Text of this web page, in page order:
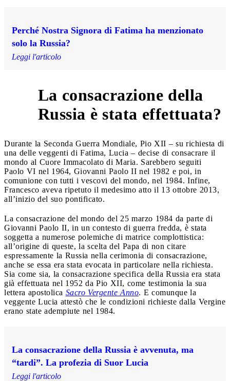
Perché Nostra Signora di Fatima ha menzionato
solo la Russia?
Leggi l'articolo
La consacrazione della
Russia è stata effettuata?
Durante la Seconda Guerra Mondiale, Pio XII – su richiesta di
una delle veggenti di Fatima, Lucia – decise di consacrare il
mondo al Cuore Immacolato di Maria. Sarebbero seguiti
Paolo VI nel 1964, Giovanni Paolo II nel 1982 e poi, in
comunione con tutti i vescovi del mondo, nel 1984. Infine,
Francesco aveva ripetuto il medesimo atto il 13 ottobre 2013,
all’inizio del suo pontificato.
La consacrazione del mondo del 25 marzo 1984 da parte di
Giovanni Paolo II, in un contesto di guerra fredda, è stata
soggetta a numerose polemiche di matrice complottistica:
all’origine di queste, la scelta del Papa di non citare
espressamente la Russia nella cerimonia di consacrazione,
anche se essa era stata evocata in particolare nella richiesta.
Sia come sia, la consacrazione specifica della Russia era stata
già effettuata nel 1952 da Pio XII, come testimonia la sua
lettera apostolica Sacro Vergente Anno. E comunque la
veggente Lucia attestò che le condizioni richieste dalla Vergine
erano state adempiute nel 1984.
La consacrazione della Russia è avvenuta, ma
“tardi”. La profezia di Suor Lucia
Leggi l'articolo